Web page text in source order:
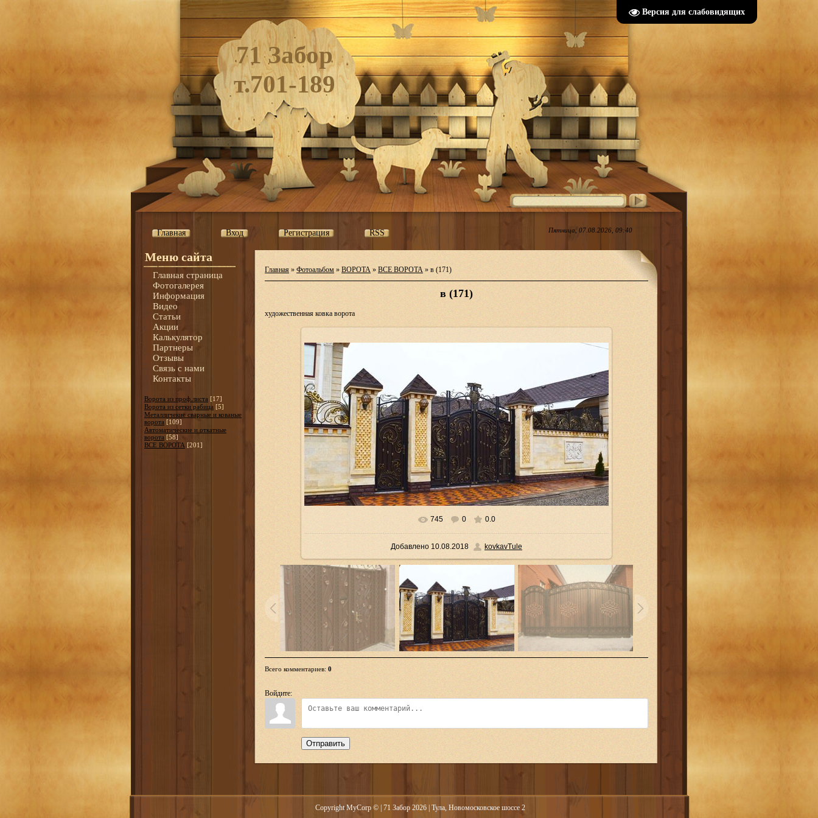
Версия для слабовидящих
71 Забор
т.701-189
Главная Вход Регистрация RSS Пятница, 07.08.2026, 09:40
Меню сайта
Главная страница
Фотогалерея
Информация
Видео
Статьи
Акции
Калькулятор
Партнеры
Отзывы
Связь с нами
Контакты
Ворота из проф.листа [17]
Ворота из сетки рабица [5]
Металличекие сварные и кованые
ворота [109]
Автоматические и откатные
ворота [58]
ВСЕ ВОРОТА [201]
Главная » Фотоальбом » ВОРОТА » ВСЕ ВОРОТА » в (171)
в (171)
художественная ковка ворота
В реальном размере 1544x828
745 0 0.0
Добавлено 10.08.2018 kovkavTule
Всего комментариев: 0
Войдите:
Отправить
Copyright MyCorp © | 71 Забор 2026 | Тула, Новомосковское шоссе 2